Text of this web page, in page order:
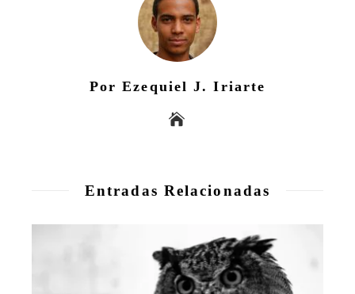
Por Ezequiel J. Iriarte
Entradas Relacionadas